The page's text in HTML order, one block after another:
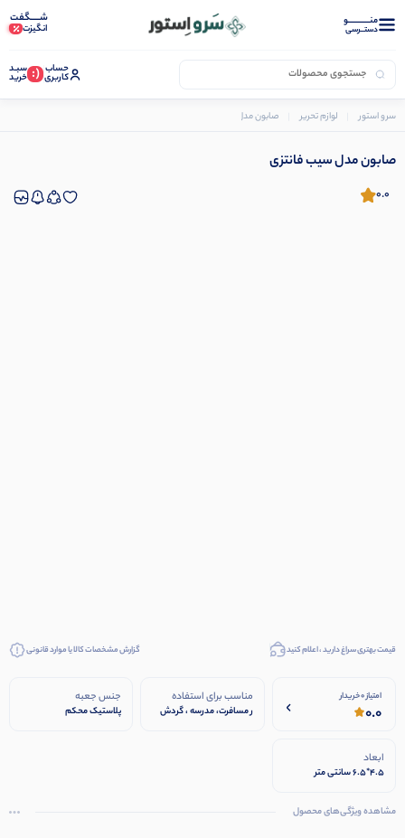
منــــــــــــو
دستــرسی
شـــــگفت
انگیزت
حساب
کاربری (: سبـد
خرید
سرو استور لوازم تحریر صابون مدل سیب فانتزی
صابون مدل سیب فانتزی
0.0
قیمت بهتری سراغ دارید ، اعلام کنید گزارش مشخصات کالا یا موارد قانونی
امتیاز 0 خریدار
0.0
مناسب برای استفاده
ر مسافرت، مدرسه ، گردش
جنس جعبه
پلاستیک محکم
ابعاد
۴.۵*۶.۵ سانتی متر
مشاهده ویژگی‌های محصول